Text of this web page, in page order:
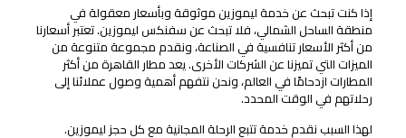
إذا كنت تبحث عن خدمة ليموزين موثوقة وبأسعار معقولة في
منطقة الساحل الشمالي، فلا تبحث عن سفنكس ليموزين. تعتبر أسعارنا
من أكثر الأسعار تنافسية في الصناعة، ونقدم مجموعة متنوعة من
الميزات التي تميزنا عن الشركات الأخرى. يعد مطار القاهرة من أكثر
المطارات ازدحامًا في العالم، ونحن نتفهم أهمية وصول عملائنا إلى
رحلاتهم في الوقت المحدد.
لهذا السبب نقدم خدمة تتبع الرحلة المجانية مع كل حجز ليموزين.